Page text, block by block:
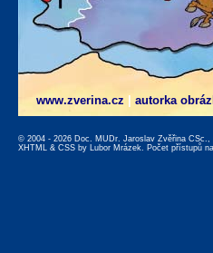
www.zverina.cz autorka
© 2004 - 2026 Doc. MUDr. Jaroslav Zvěřina CSc.,
XHTML & CSS by Lubor Mrázek. Počet přístupů